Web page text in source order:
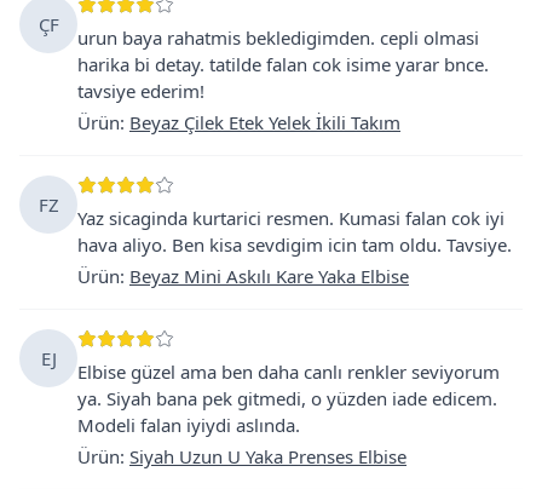
ÇF
urun baya rahatmis bekledigimden. cepli olmasi
harika bi detay. tatilde falan cok isime yarar bnce.
tavsiye ederim!
Ürün: Beyaz Çilek Etek Yelek İkili Takım
FZ
Yaz sicaginda kurtarici resmen. Kumasi falan cok iyi
hava aliyo. Ben kisa sevdigim icin tam oldu. Tavsiye.
Ürün: Beyaz Mini Askılı Kare Yaka Elbise
EJ
Elbise güzel ama ben daha canlı renkler seviyorum
ya. Siyah bana pek gitmedi, o yüzden iade edicem.
Modeli falan iyiydi aslında.
Ürün: Siyah Uzun U Yaka Prenses Elbise